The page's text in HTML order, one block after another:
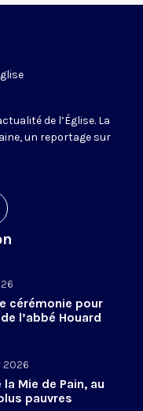
de l’Église. La
un reportage sur
cérémonie pour
l’abbé Houard
2026
Mie de Pain, au
pauvres